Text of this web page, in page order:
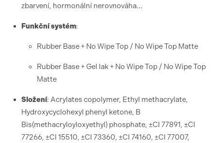
zbarvení, hormonální nerovnováha…
Funkční systém:
Rubber Base + No Wipe Top / No Wipe Top Matte
Rubber Base + Gel lak + No Wipe Top / No Wipe Top
Matte
Složení: Acrylates copolymer, Ethyl methacrylate,
Hydroxycyclohexyl phenyl ketone, B
Bis(methacryloyloxyethyl) phosphate, ±CI 77891, ±CI
77266, ±CI 15510, ±CI 73360, ±CI 74160, ±CI 77007,